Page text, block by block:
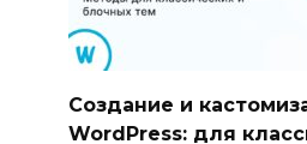
Создание и
WordPress: для